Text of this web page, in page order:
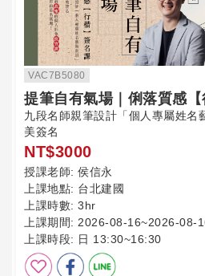
VAC7B5080
提筆自有氣場｜俐落質感
九段名師親筆設計「個人專屬姓名
美簽名
NT$3000
授課老師: 侯信永
上課地點: 台北建國
上課時數: 3hr
上課期間: 2026-08-16~2026-08-
上課時段: 日 13:30~16:30